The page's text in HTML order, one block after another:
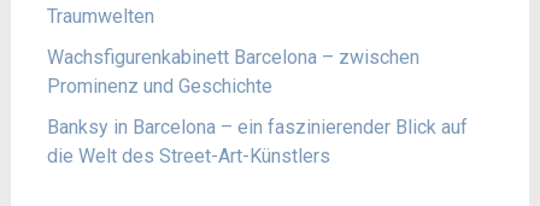
Traumwelten
Wachsfigurenkabinett Barcelona – zwischen
Prominenz und Geschichte
Banksy in Barcelona – ein faszinierender Blick auf
die Welt des Street-Art-Künstlers